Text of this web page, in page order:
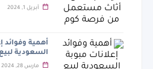
أبريل 1, 2024
أهمية وفوائد
السعودية
مارس 28, 2024